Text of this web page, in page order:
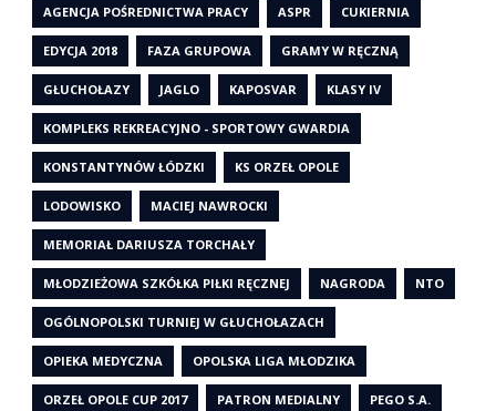
AGENCJA POŚREDNICTWA PRACY ASPR CUKIERNIA
EDYCJA 2018 FAZA GRUPOWA GRAMY W RĘCZNĄ
GŁUCHOŁAZY JAGLO KAPOSVAR KLASY IV
KOMPLEKS REKREACYJNO - SPORTOWY GWARDIA
KONSTANTYNÓW ŁÓDZKI KS ORZEŁ OPOLE
LODOWISKO MACIEJ NAWROCKI
MEMORIAŁ DARIUSZA TORCHAŁY
MŁODZIEŻOWA SZKÓŁKA PIŁKI RĘCZNEJ NAGRODA NTO
OGÓLNOPOLSKI TURNIEJ W GŁUCHOŁAZACH
OPIEKA MEDYCZNA OPOLSKA LIGA MŁODZIKA
ORZEŁ OPOLE CUP 2017 PATRON MEDIALNY PEGO S.A.